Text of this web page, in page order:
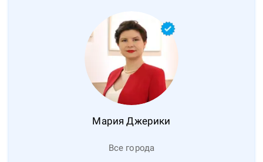
Мария Джерики
Все города